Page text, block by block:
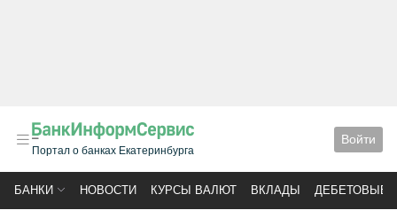
Портал о банках Екатеринбурга
Войти
БАНКИ НОВОСТИ КУРСЫ ВАЛЮТ ВКЛАДЫ ДЕБЕТОВЫЕ